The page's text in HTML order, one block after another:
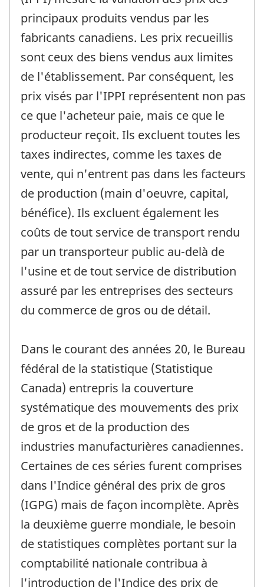
principaux produits vendus par les
fabricants canadiens. Les prix recueillis
sont ceux des biens vendus aux limites
de l'établissement. Par conséquent, les
prix visés par l'IPPI représentent non pas
ce que l'acheteur paie, mais ce que le
producteur reçoit. Ils excluent toutes les
taxes indirectes, comme les taxes de
vente, qui n'entrent pas dans les facteurs
de production (main d'oeuvre, capital,
bénéfice). Ils excluent également les
coûts de tout service de transport rendu
par un transporteur public au-delà de
l'usine et de tout service de distribution
assuré par les entreprises des secteurs
du commerce de gros ou de détail.
Dans le courant des années 20, le Bureau
fédéral de la statistique (Statistique
Canada) entrepris la couverture
systématique des mouvements des prix
de gros et de la production des
industries manufacturières canadiennes.
Certaines de ces séries furent comprises
dans l'Indice général des prix de gros
(IGPG) mais de façon incomplète. Après
la deuxième guerre mondiale, le besoin
de statistiques complètes portant sur la
comptabilité nationale contribua à
l'introduction de l'Indice des prix de